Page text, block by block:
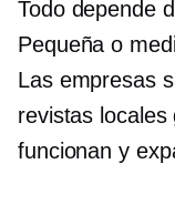
Todo depende
Pequeña o
Las empresas
revistas
funcionan y